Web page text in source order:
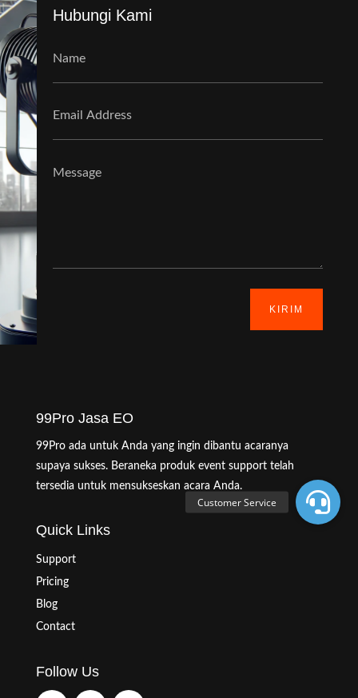
Hubungi Kami
KIRIM
99Pro Jasa EO
99Pro ada untuk Anda yang ingin dibantu acaranya
supaya sukses. Beraneka produk event support telah
tersedia untuk mensukseskan acara Anda.
Quick Links
Support
Pricing
Blog
Contact
Follow Us